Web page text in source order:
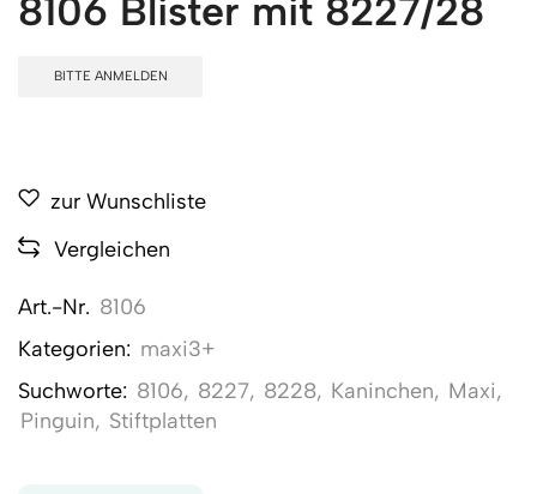
8106 Blister mit 8227/28
BITTE ANMELDEN
zur Wunschliste
Vergleichen
Art.-Nr. 8106
Kategorien: maxi3+
Suchworte: 8106, 8227, 8228, Kaninchen, Maxi,
Pinguin, Stiftplatten